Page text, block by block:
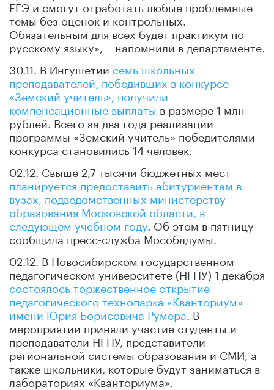
ЕГЭ и смогут отработать любые проблемные
темы без оценок и контрольных.
Обязательным для всех будет практикум по
русскому языку», – напомнили в департаменте.
30.11. В Ингушетии семь школьных
преподавателей, победивших в конкурсе
«Земский учитель», получили
компенсационные выплаты в размере 1 млн
рублей. Всего за два года реализации
программы «Земский учитель» победителями
конкурса становились 14 человек.
02.12. Свыше 2,7 тысячи бюджетных мест
планируется предоставить абитуриентам в
вузах, подведомственных министерству
образования Московской области, в
следующем учебном году . Об этом в пятницу
сообщила пресс-служба Мособлдумы.
02.12. В Новосибирском государственном
педагогическом университете (НГПУ) 1 декабря
состоялось торжественное открытие
педагогического технопарка «Кванториум»
имени Юрия Борисовича Румера . В
мероприятии приняли участие студенты и
преподаватели НГПУ, представители
региональной системы образования и СМИ, а
также школьники, которые будут заниматься в
лабораториях «Кванториума».